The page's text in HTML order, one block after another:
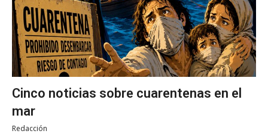
Cinco noticias sobre cuarentenas en el
mar
Redacción